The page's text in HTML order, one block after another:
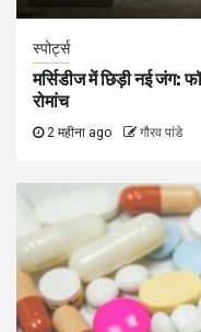
स्पोर्ट्स
मर्सिडीज में छिड़ी नई जंग:
रोमांच
2 महीना ago गौरव पांडे